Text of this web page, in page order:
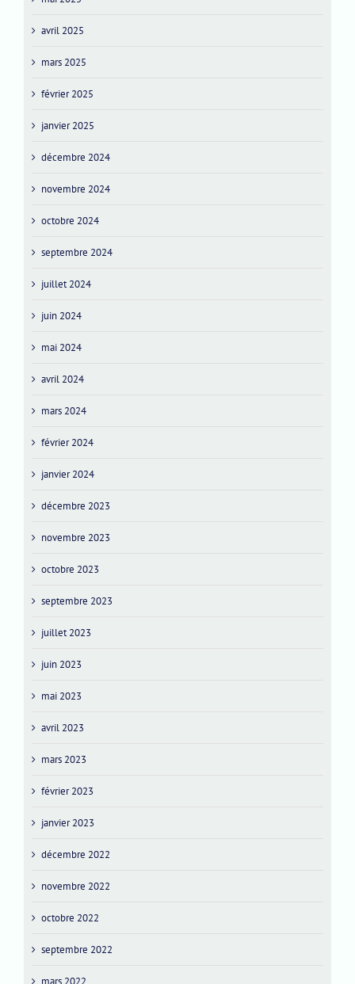
avril 2025
mars 2025
février 2025
janvier 2025
décembre 2024
novembre 2024
octobre 2024
septembre 2024
juillet 2024
juin 2024
mai 2024
avril 2024
mars 2024
février 2024
janvier 2024
décembre 2023
novembre 2023
octobre 2023
septembre 2023
juillet 2023
juin 2023
mai 2023
avril 2023
mars 2023
février 2023
janvier 2023
décembre 2022
novembre 2022
octobre 2022
septembre 2022
mars 2022